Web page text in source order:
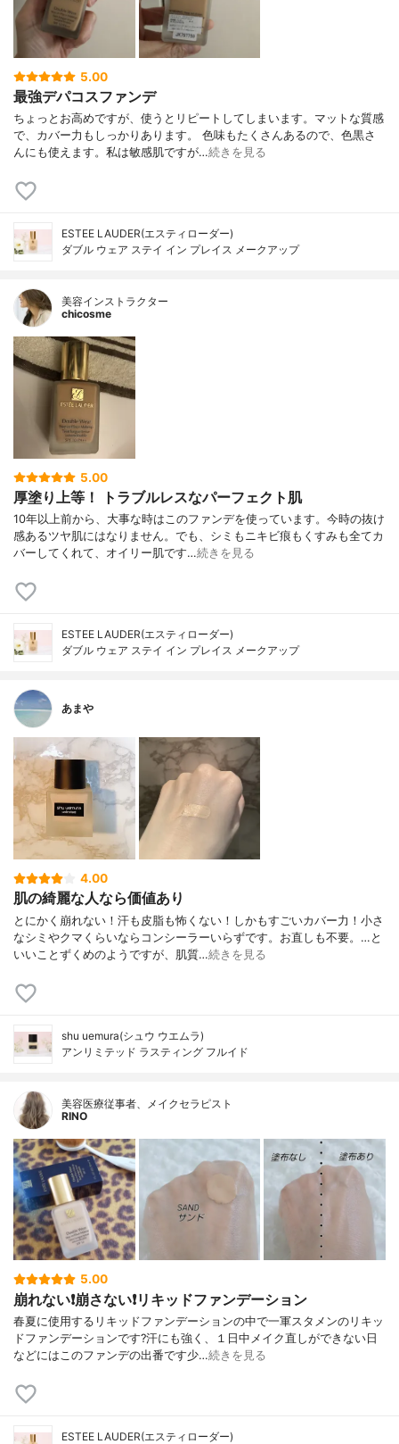
5.00
最強デパコスファンデ
ちょっとお高めですが、使うとリピートしてしまいます。マットな質感
で、カバー力もしっかりあります。 色味もたくさんあるので、色黒さ
んにも使えます。私は敏感肌ですが…続きを見る
ESTEE LAUDER(エスティローダー)
ダブル ウェア ステイ イン プレイス メークアップ
美容インストラクター
chicosme
5.00
厚塗り上等！ トラブルレスなパーフェクト肌
10年以上前から、大事な時はこのファンデを使っています。今時の抜け
感あるツヤ肌にはなりません。でも、シミもニキビ痕もくすみも全てカ
バーしてくれて、オイリー肌です…続きを見る
ESTEE LAUDER(エスティローダー)
ダブル ウェア ステイ イン プレイス メークアップ
あまや
4.00
肌の綺麗な人なら価値あり
とにかく崩れない！汗も皮脂も怖くない！しかもすごいカバー力！小さ
なシミやクマくらいならコンシーラーいらずです。お直しも不要。…と
いいことずくめのようですが、肌質…続きを見る
shu uemura(シュウ ウエムラ)
アンリミテッド ラスティング フルイド
美容医療従事者、メイクセラピスト
RINO
5.00
崩れない❗️崩さない❗️リキッドファンデーション
春夏に使用するリキッドファンデーションの中で一軍スタメンのリキッ
ドファンデーションです?汗にも強く、１日中メイク直しができない日
などにはこのファンデの出番です少…続きを見る
ESTEE LAUDER(エスティローダー)